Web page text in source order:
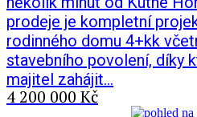
prodeje je kompletní
rodinného domu 4+kk
stavebního povolení, díky
majitel zahájit…
4 200 000 Kč